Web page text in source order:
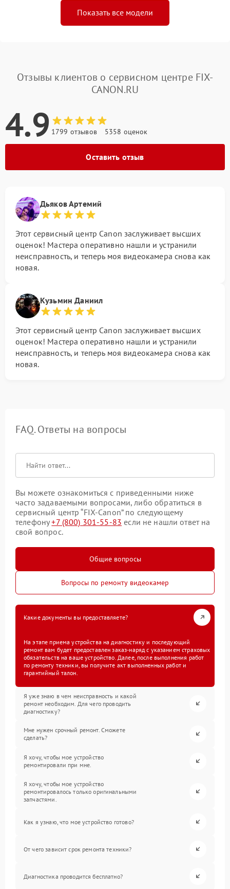
Показать все модели
Отзывы клиентов о сервисном центре FIX-
CANON.RU
4.9 1799 отзывов 5358 оценок
Оставить отзыв
Дьяков Артемий
Этот сервисный центр Canon заслуживает высших
оценок! Мастера оперативно нашли и устранили
неисправность, и теперь моя видеокамера снова как
новая.
Кузьмин Даниил
Этот сервисный центр Canon заслуживает высших
оценок! Мастера оперативно нашли и устранили
неисправность, и теперь моя видеокамера снова как
новая.
FAQ. Ответы на вопросы
Вы можете ознакомиться с приведенными ниже
часто задаваемыми вопросами, либо обратиться в
сервисный центр “FIX-Canon” по следующему
телефону+7 (800) 301-55-83 если не нашли ответ на
свой вопрос.
Общие вопросы
Вопросы по ремонту видеокамер
Какие документы вы предоставляете?
На этапе приема устройства на диагностику и последующий
ремонт вам будет предоставлен заказ-наряд с указанием страховых
обязательств на ваше устройство. Далее, после выполнения работ
по ремонту техники, вы получите акт выполненных работ и
гарантийный талон.
Я уже знаю в чем неисправность и какой
ремонт необходим. Для чего проводить
диагностику?
Мне нужен срочный ремонт. Сможете
сделать?
Я хочу, чтобы мое устройство
ремонтировали при мне.
Я хочу, чтобы мое устройство
ремонтировалось только оригинальными
запчастями.
Как я узнаю, что мое устройство готово?
От чего зависит срок ремонта техники?
Диагностика проводится бесплатно?